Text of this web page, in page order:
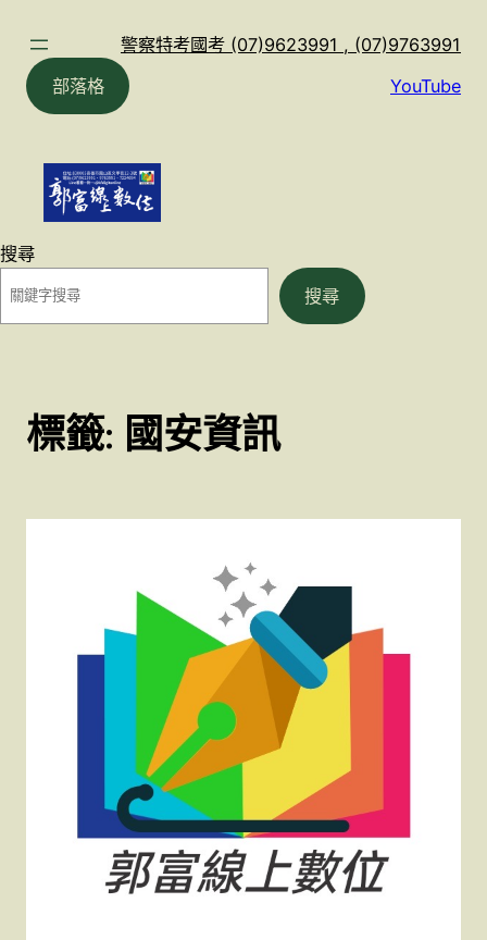
警察特考國考 (07)9623991 , (07)9763991
部落格
YouTube
搜尋
搜尋
標籤: 國安資訊